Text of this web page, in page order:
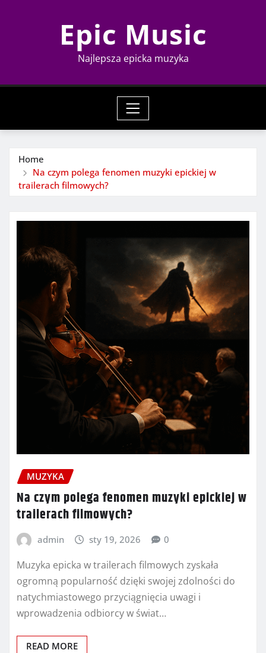
Epic Music
Najlepsza epicka muzyka
Home
Na czym polega fenomen muzyki epickiej w
trailerach filmowych?
MUZYKA
Na czym polega fenomen muzyki epickiej w
trailerach filmowych?
admin sty 19, 2026 0
Muzyka epicka w trailerach filmowych zyskała
ogromną popularność dzięki swojej zdolności do
natychmiastowego przyciągnięcia uwagi i
wprowadzenia odbiorcy w świat…
READ MORE